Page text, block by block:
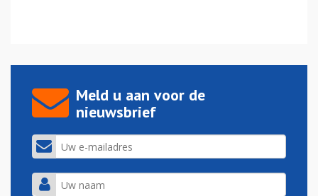
Meld u aan voor de
nieuwsbrief